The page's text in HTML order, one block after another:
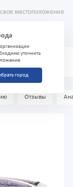
местоположение
уточнить
город
№10
Отзывы